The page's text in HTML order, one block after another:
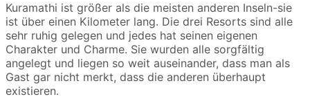
Kuramathi ist größer als die meisten anderen Inseln-sie
ist über einen Kilometer lang. Die drei Resorts sind alle
sehr ruhig gelegen und jedes hat seinen eigenen
Charakter und Charme. Sie wurden alle sorgfältig
angelegt und liegen so weit auseinander, dass man als
Gast gar nicht merkt, dass die anderen überhaupt
existieren.